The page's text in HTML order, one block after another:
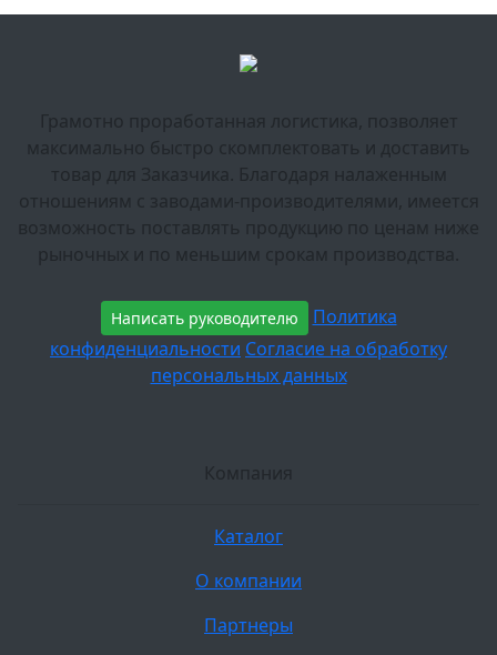
Грамотно проработанная логистика, позволяет
максимально быстро скомплектовать и доставить
товар для Заказчика. Благодаря налаженным
отношениям с заводами-производителями, имеется
возможность поставлять продукцию по ценам ниже
рыночных и по меньшим срокам производства.
Написать руководителю
Политика
конфиденциальности Согласие на обработку
персональных данных
Компания
Каталог
О компании
Партнеры